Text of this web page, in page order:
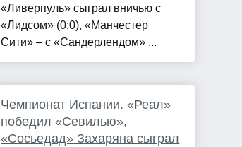
«Ливерпуль» сыграл вничью с
«Лидсом» (0:0), «Манчестер
Сити» – с «Сандерлендом» ...
Чемпионат Испании. «Реал»
победил «Севилью»,
«Сосьедад» Захаряна сыграл